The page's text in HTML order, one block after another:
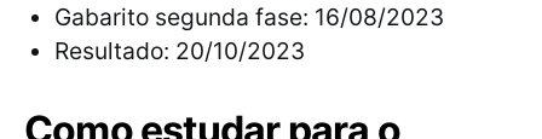
Gabarito segunda fase: 16/08/2023
Resultado: 20/10/2023